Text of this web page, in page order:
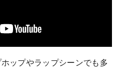
ップやラップシーンでも多